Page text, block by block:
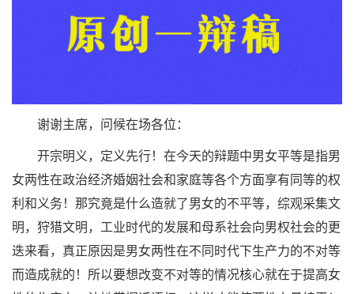
谢谢主席，问候在场各位：
开宗明义，定义先行！在今天的辩题中男女平等是指男
女两性在政治经济婚姻社会和家庭等各个方面享有同等的权
利和义务！那究竟是什么造就了男女的不平等，综观采集文
明，狩猎文明，工业时代的发展和母系社会向男权社会的更
迭来看，真正原因是男女两性在不同时代下生产力的不对等
而造成就的！所以要想改变不对等的情况核心就在于提高女